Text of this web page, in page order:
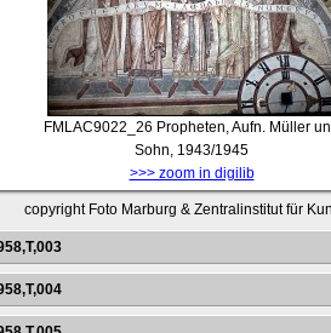
FMLAC9022_26 Propheten, Aufn. Müller
Sohn, 1943/1945
>>> zoom in digilib
copyright Foto Marburg & Zentralinstitut für